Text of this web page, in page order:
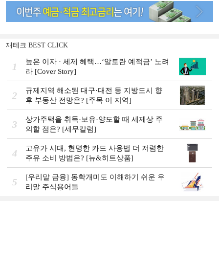
재테크 BEST CLICK
1
높은 이자 · 세제 혜택…‘알토란 예적금’ 노려
라 [Cover Story]
2
규제지역 해소된 대구·대전 등 지방도시 향
후 부동산 전망은? [주목 이 지역]
3
상가주택을 취득·보유·양도할 때 세제상 주
의할 점은? [세무칼럼]
4
고유가 시대, 현명한 카드 사용법 더 저렴한
주유 소비 방법은? [뉴&히트상품]
5
[우리말 금융] 동학개미도 이해하기 쉬운 우
리말 주식용어들